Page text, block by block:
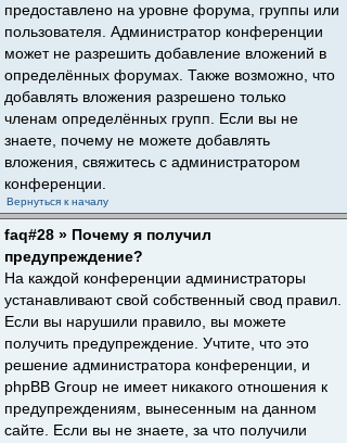
предоставлено на уровне форума, группы или
пользователя. Администратор конференции
может не разрешить добавление вложений в
определённых форумах. Также возможно, что
добавлять вложения разрешено только
членам определённых групп. Если вы не
знаете, почему не можете добавлять
вложения, свяжитесь с администратором
конференции.
Вернуться к началу
faq#28 » Почему я получил
предупреждение?
На каждой конференции администраторы
устанавливают свой собственный свод правил.
Если вы нарушили правило, вы можете
получить предупреждение. Учтите, что это
решение администратора конференции, и
phpBB Group не имеет никакого отношения к
предупреждениям, вынесенным на данном
сайте. Если вы не знаете, за что получили